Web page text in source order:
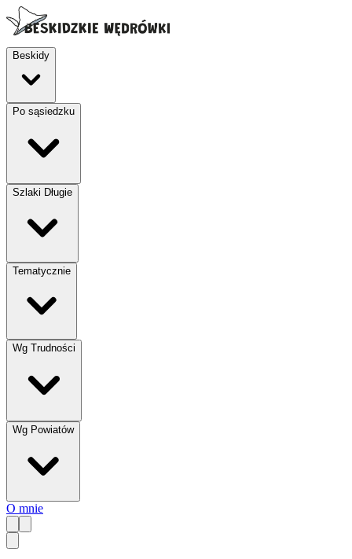
Beskidy
Po sąsiedzku
Szlaki Długie
Tematycznie
Wg Trudności
Wg Powiatów
O mnie